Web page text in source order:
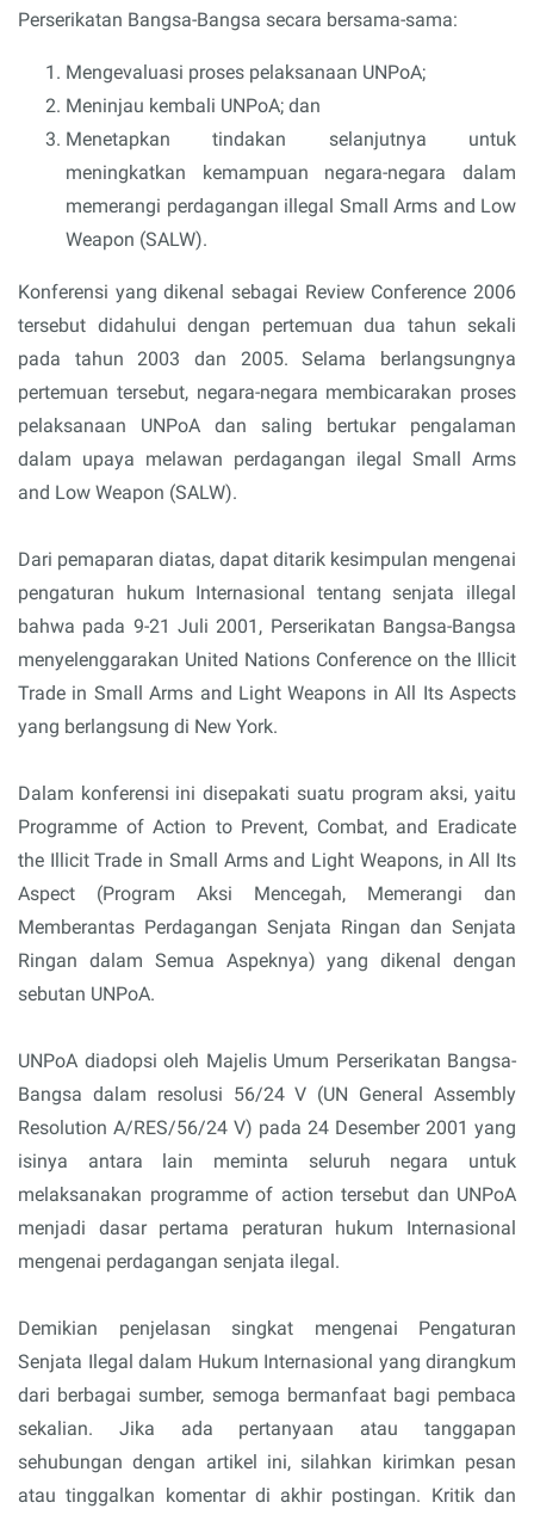
Perserikatan Bangsa-Bangsa secara bersama-sama:
Mengevaluasi proses pelaksanaan UNPoA;
Meninjau kembali UNPoA; dan
Menetapkan tindakan selanjutnya untuk
meningkatkan kemampuan negara-negara dalam
memerangi perdagangan illegal Small Arms and Low
Weapon (SALW).
Konferensi yang dikenal sebagai Review Conference 2006
tersebut didahului dengan pertemuan dua tahun sekali
pada tahun 2003 dan 2005. Selama berlangsungnya
pertemuan tersebut, negara-negara membicarakan proses
pelaksanaan UNPoA dan saling bertukar pengalaman
dalam upaya melawan perdagangan ilegal Small Arms
and Low Weapon (SALW).
Dari pemaparan diatas, dapat ditarik kesimpulan mengenai
pengaturan hukum Internasional tentang senjata illegal
bahwa pada 9-21 Juli 2001, Perserikatan Bangsa-Bangsa
menyelenggarakan United Nations Conference on the Illicit
Trade in Small Arms and Light Weapons in All Its Aspects
yang berlangsung di New York.
Dalam konferensi ini disepakati suatu program aksi, yaitu
Programme of Action to Prevent, Combat, and Eradicate
the Illicit Trade in Small Arms and Light Weapons, in All Its
Aspect (Program Aksi Mencegah, Memerangi dan
Memberantas Perdagangan Senjata Ringan dan Senjata
Ringan dalam Semua Aspeknya) yang dikenal dengan
sebutan UNPoA.
UNPoA diadopsi oleh Majelis Umum Perserikatan Bangsa-
Bangsa dalam resolusi 56/24 V (UN General Assembly
Resolution A/RES/56/24 V) pada 24 Desember 2001 yang
isinya antara lain meminta seluruh negara untuk
melaksanakan programme of action tersebut dan UNPoA
menjadi dasar pertama peraturan hukum Internasional
mengenai perdagangan senjata ilegal.
Demikian penjelasan singkat mengenai Pengaturan
Senjata Ilegal dalam Hukum Internasional yang dirangkum
dari berbagai sumber, semoga bermanfaat bagi pembaca
sekalian. Jika ada pertanyaan atau tanggapan
sehubungan dengan artikel ini, silahkan kirimkan pesan
atau tinggalkan komentar di akhir postingan. Kritik dan